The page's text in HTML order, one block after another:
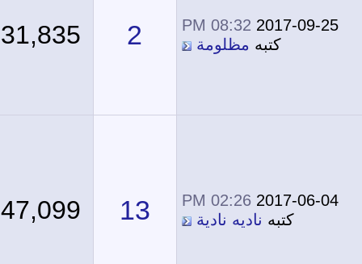
2017-09-25
08:32 PM
كتبهمظلومة 2
31,835
2017-06-04
02:26 PM
كتبهناديه نادية 13
47,099